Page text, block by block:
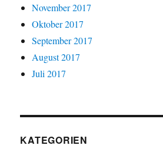
November 2017
Oktober 2017
September 2017
August 2017
Juli 2017
KATEGORIEN